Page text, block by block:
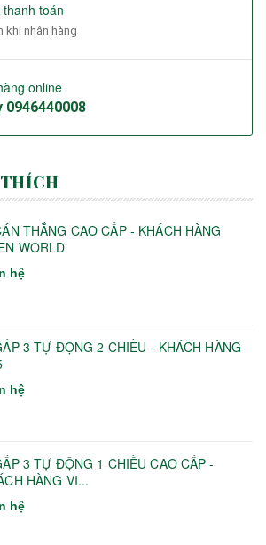
toán
khi nhận hàng
online
0946440008
THẲNG CAO CẤP - KHÁCH HÀNG
WORLD
hệ
3 TỰ ĐỘNG 2 CHIỀU - KHÁCH HÀNG
hệ
3 TỰ ĐỘNG 1 CHIỀU CAO CẤP -
HÀNG VI...
hệ